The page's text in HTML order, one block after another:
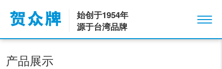
始创于1954年
源于台湾品牌
产品展示